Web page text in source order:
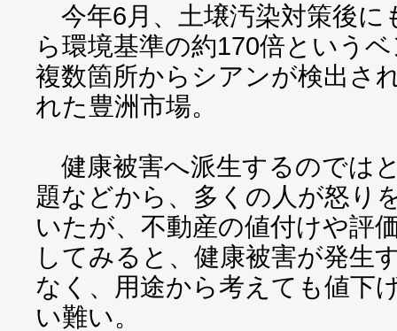
今年6月、土壌汚染対策後に
ら環境基準の約170倍という
複数箇所からシアンが検出さ
れた豊洲市場。
健康被害へ派生するのでは
題などから、多くの人が怒り
いたが、不動産の値付けや評
してみると、健康被害が発生
なく、用途から考えても値下
い難い。